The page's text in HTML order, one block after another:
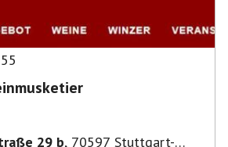
55
29 b, 70597 Stuttgart-